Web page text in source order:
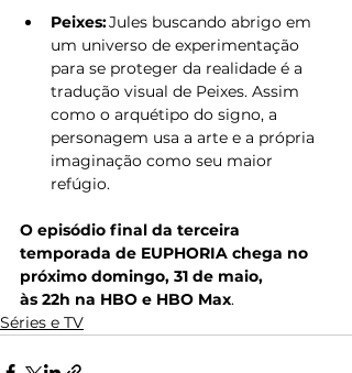
Peixes: Jules buscando abrigo em
um universo de experimentação
para se proteger da realidade é a
tradução visual de Peixes. Assim
como o arquétipo do signo, a
personagem usa a arte e a própria
imaginação como seu maior
refúgio.
O episódio final da terceira
temporada de EUPHORIA chega no
próximo domingo, 31 de maio,
às 22h na HBO e HBO Max.
Séries e TV